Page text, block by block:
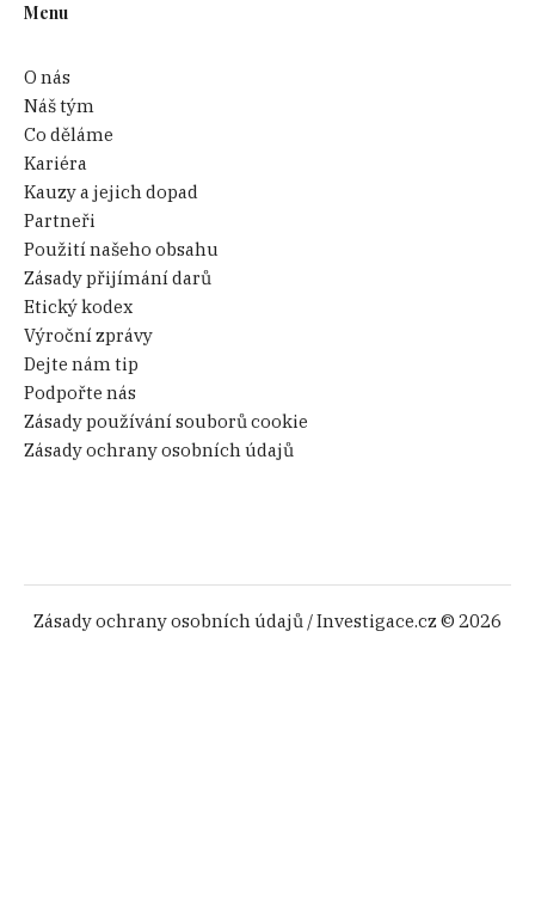
Menu
O nás
Náš tým
Co děláme
Kariéra
Kauzy a jejich dopad
Partneři
Použití našeho obsahu
Zásady přijímání darů
Etický kodex
Výroční zprávy
Dejte nám tip
Podpořte nás
Zásady používání souborů cookie
Zásady ochrany osobních údajů
Zásady ochrany osobních údajů / Investigace.cz © 2026